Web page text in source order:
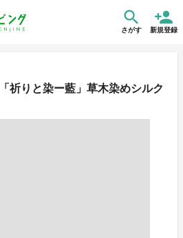
さがす 新規登録
祈りと染ー藍」草木染めシルク